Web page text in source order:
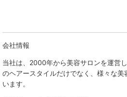
会社情報
当社は、 2000年から美容サロンを運営
のヘアースタイルだけでなく、様々な
います。